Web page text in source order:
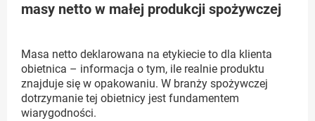
masy netto w małej produkcji spożywczej
Masa netto deklarowana na etykiecie to dla klienta
obietnica – informacja o tym, ile realnie produktu
znajduje się w opakowaniu. W branży spożywczej
dotrzymanie tej obietnicy jest fundamentem
wiarygodności.